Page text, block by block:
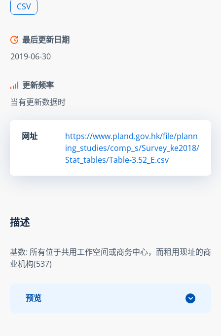
CSV
最后更新日期
2019-06-30
更新频率
当有更新数据时
网址
https://www.pland.gov.hk/file/plann
ing_studies/comp_s/Survey_ke2018/
Stat_tables/Table-3.52_E.csv
描述
基数: 所有位于共用工作空间或商务中心，而租用现址的商
业机构(537)
预览